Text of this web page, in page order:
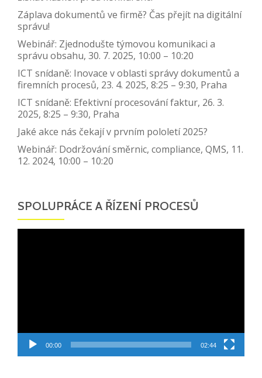
Záplava dokumentů ve firmě? Čas přejít na digitální
správu!
Webinář: Zjednodušte týmovou komunikaci a
správu obsahu, 30. 7. 2025, 10:00 – 10:20
ICT snídaně: Inovace v oblasti správy dokumentů a
firemních procesů, 23. 4. 2025, 8:25 – 9:30, Praha
ICT snídaně: Efektivní procesování faktur, 26. 3.
2025, 8:25 – 9:30, Praha
Jaké akce nás čekají v prvním pololetí 2025?
Webinář: Dodržování směrnic, compliance, QMS, 11.
12. 2024, 10:00 – 10:20
SPOLUPRÁCE A ŘÍZENÍ PROCESŮ
00:00 02:44